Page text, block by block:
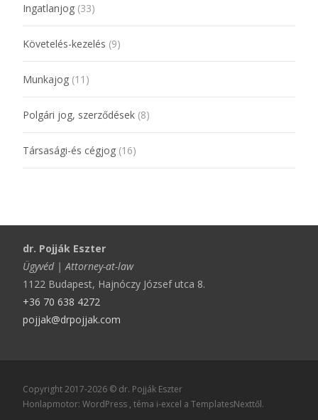
Ingatlanjog (33)
Követelés-kezelés (9)
Munkajog (11)
Polgári jog, szerződések (8)
Társasági-és cégjog (16)
dr. Pojják Eszter
Ügyvéd | Attorney-at-law
1122 Budapest, Hajnóczy József utca 8.
+36 70 638 4272
pojjak@drpojjak.com
Copyright 2017-2026 © dr. Pojják Eszter
Honlapmotor: WordPress , téma i-excel a TemplatesNexttől.